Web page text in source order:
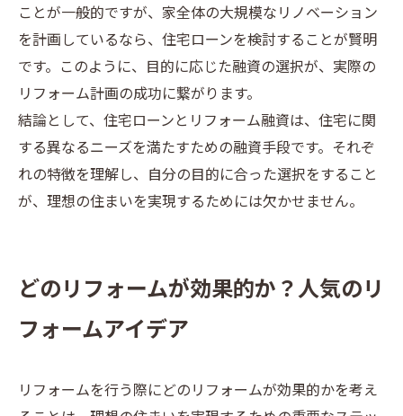
ことが一般的ですが、家全体の大規模なリノベーション
を計画しているなら、住宅ローンを検討することが賢明
です。このように、目的に応じた融資の選択が、実際の
リフォーム計画の成功に繋がります。
結論として、住宅ローンとリフォーム融資は、住宅に関
する異なるニーズを満たすための融資手段です。それぞ
れの特徴を理解し、自分の目的に合った選択をすること
が、理想の住まいを実現するためには欠かせません。
どのリフォームが効果的か？人気のリ
フォームアイデア
リフォームを行う際にどのリフォームが効果的かを考え